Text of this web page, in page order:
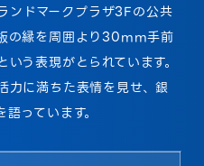
ドマークプラザ3Fの公共
の縁を周囲より30mm手前
う表現がとられています。
力に満ちた表情を見せ、銀
っています。